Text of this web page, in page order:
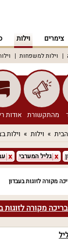
צימרים וילות
וילות למשפחות
מהתקשורת אודות
וילות וילות
גליל המערבי
מקורה לזוגות בעבדון
מקורה לזוגות